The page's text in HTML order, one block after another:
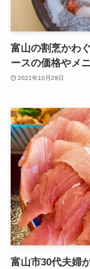
富山の割烹かわ
ースの価格やメ
2021年10月29日
富山市30代夫婦